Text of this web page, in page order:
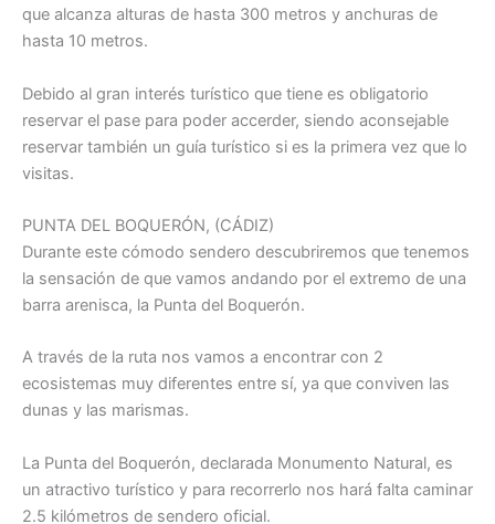
que alcanza alturas de hasta 300 metros y anchuras de
hasta 10 metros.
Debido al gran interés turístico que tiene es obligatorio
reservar el pase para poder accerder, siendo aconsejable
reservar también un guía turístico si es la primera vez que lo
visitas.
PUNTA DEL BOQUERÓN, (CÁDIZ)
Durante este cómodo sendero descubriremos que tenemos
la sensación de que vamos andando por el extremo de una
barra arenisca, la Punta del Boquerón.
A través de la ruta nos vamos a encontrar con 2
ecosistemas muy diferentes entre sí, ya que conviven las
dunas y las marismas.
La Punta del Boquerón, declarada Monumento Natural, es
un atractivo turístico y para recorrerlo nos hará falta caminar
2.5 kilómetros de sendero oficial.